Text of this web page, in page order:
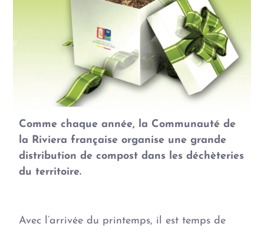
Comme chaque année, la Communauté de
la Riviera française organise une grande
distribution de compost dans les déchèteries
du territoire.
Avec l’arrivée du printemps, il est temps de